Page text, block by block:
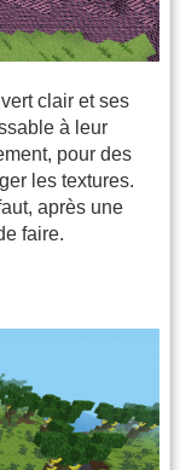
clair et ses
à leur
pour des
les textures.
après une
faire.